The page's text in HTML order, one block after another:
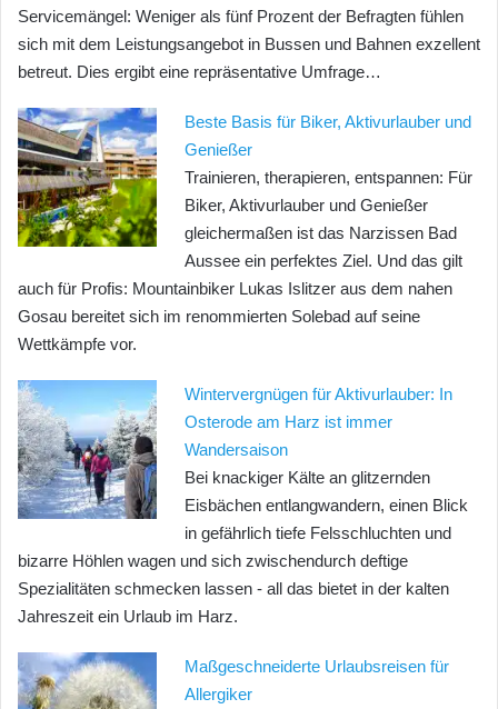
Servicemängel: Weniger als fünf Prozent der Befragten fühlen
sich mit dem Leistungsangebot in Bussen und Bahnen exzellent
betreut. Dies ergibt eine repräsentative Umfrage…
Beste Basis für Biker, Aktivurlauber und
Genießer
Trainieren, therapieren, entspannen: Für
Biker, Aktivurlauber und Genießer
gleichermaßen ist das Narzissen Bad
Aussee ein perfektes Ziel. Und das gilt
auch für Profis: Mountainbiker Lukas Islitzer aus dem nahen
Gosau bereitet sich im renommierten Solebad auf seine
Wettkämpfe vor.
Wintervergnügen für Aktivurlauber: In
Osterode am Harz ist immer
Wandersaison
Bei knackiger Kälte an glitzernden
Eisbächen entlangwandern, einen Blick
in gefährlich tiefe Felsschluchten und
bizarre Höhlen wagen und sich zwischendurch deftige
Spezialitäten schmecken lassen - all das bietet in der kalten
Jahreszeit ein Urlaub im Harz.
Maßgeschneiderte Urlaubsreisen für
Allergiker